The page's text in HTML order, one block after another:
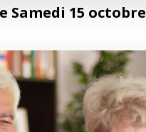
Samedi 15 octobre